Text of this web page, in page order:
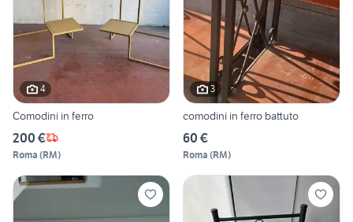
4
Comodini in ferro
200 €
Roma (RM)
3
comodini in ferro battuto
60 €
Roma (RM)